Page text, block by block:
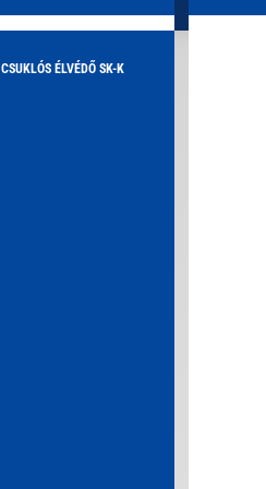
CSUKLÓS ÉLVÉDŐ SK-K